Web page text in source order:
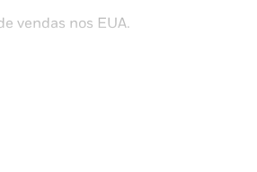
vendas nos EUA.